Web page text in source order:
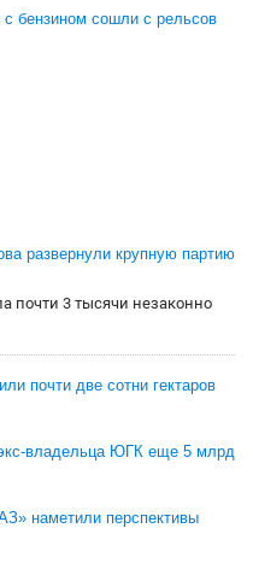
с бензином сошли с рельсов
развернули крупную партию
почти 3 тысячи незаконно
почти две сотни гектаров
экс-владельца ЮГК еще 5 млрд
наметили перспективы